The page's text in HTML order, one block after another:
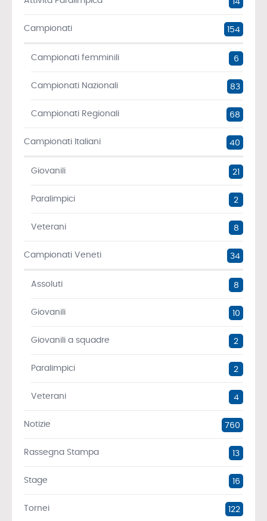
Campionati 154
Campionati femminili 6
Campionati Nazionali 83
Campionati Regionali 68
Campionati Italiani 40
Giovanili 21
Paralimpici 2
Veterani 8
Campionati Veneti 34
Assoluti 8
Giovanili 10
Giovanili a squadre 2
Paralimpici 2
Veterani 4
Notizie 760
Rassegna Stampa 13
Stage 16
Tornei 122